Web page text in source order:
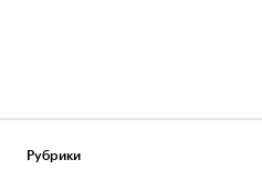
Рубрики